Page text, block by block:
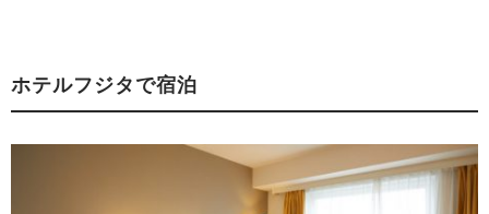
ホテルフジタで宿泊